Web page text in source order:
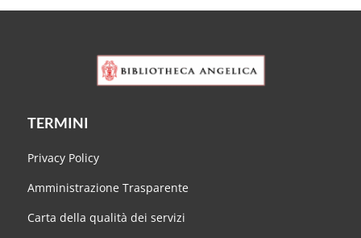
TERMINI
Privacy Policy
Amministrazione Trasparente
Carta della qualità dei servizi